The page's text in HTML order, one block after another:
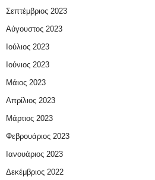
Σεπτέμβριος 2023
Αύγουστος 2023
Ιούλιος 2023
Ιούνιος 2023
Μάιος 2023
Απρίλιος 2023
Μάρτιος 2023
Φεβρουάριος 2023
Ιανουάριος 2023
Δεκέμβριος 2022